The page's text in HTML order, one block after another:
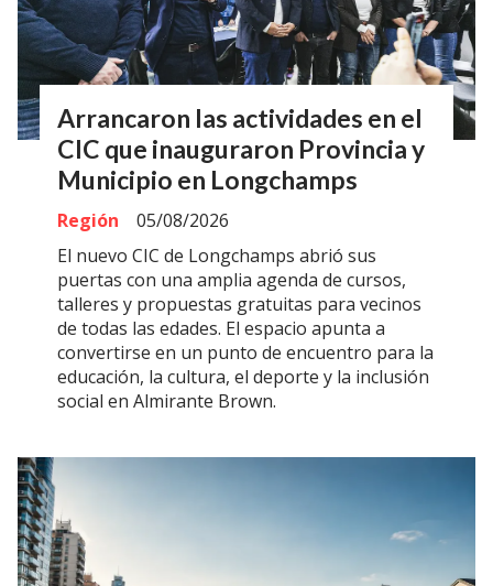
Arrancaron las actividades en el
CIC que inauguraron Provincia y
Municipio en Longchamps
Región
05/08/2026
El nuevo CIC de Longchamps abrió sus
puertas con una amplia agenda de cursos,
talleres y propuestas gratuitas para vecinos
de todas las edades. El espacio apunta a
convertirse en un punto de encuentro para la
educación, la cultura, el deporte y la inclusión
social en Almirante Brown.